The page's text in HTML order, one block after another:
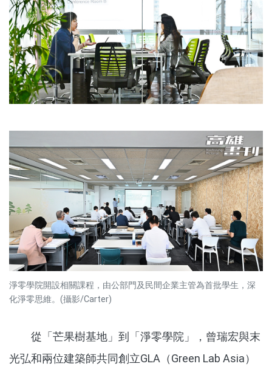
淨零學院開設相關課程，由公部門及民間企業主管為首批學生，深
化淨零思維。(攝影/Carter)
從「芒果樹基地」到「淨零學院」，曾瑞宏與末
光弘和兩位建築師共同創立GLA（Green Lab Asia）